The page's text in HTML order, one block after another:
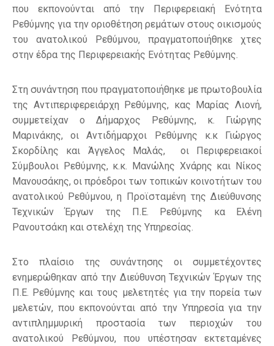
που εκπονούνται από την Περιφερειακή Ενότητα
Ρεθύμνης για την οριοθέτηση ρεμάτων στους οικισμούς
του ανατολικού Ρεθύμνου, πραγματοποιήθηκε χτες
στην έδρα της Περιφερειακής Ενότητας Ρεθύμνης.
Στη συνάντηση που πραγματοποιήθηκε με πρωτοβουλία
της Αντιπεριφερειάρχη Ρεθύμνης, κας Μαρίας Λιονή,
συμμετείχαν ο Δήμαρχος Ρεθύμνης, κ. Γιώργης
Μαρινάκης, οι Αντιδήμαρχοι Ρεθύμνης κ.κ Γιώργος
Σκορδίλης και Άγγελος Μαλάς, οι Περιφερειακοί
Σύμβουλοι Ρεθύμνης, κ.κ. Μανώλης Χνάρης και Νίκος
Μανουσάκης, οι πρόεδροι των τοπικών κοινοτήτων του
ανατολικού Ρεθύμνου, η Προϊσταμένη της Διεύθυνσης
Τεχνικών Έργων της Π.Ε. Ρεθύμνης κα Ελένη
Ρανουτσάκη και στελέχη της Υπηρεσίας.
Στο πλαίσιο της συνάντησης οι συμμετέχοντες
ενημερώθηκαν από την Διεύθυνση Τεχνικών Έργων της
Π.Ε. Ρεθύμνης και τους μελετητές για την πορεία των
μελετών, που εκπονούνται από την Υπηρεσία για την
αντιπλημμυρική προστασία των περιοχών του
ανατολικού Ρεθύμνου, που υπέστησαν εκτεταμένες